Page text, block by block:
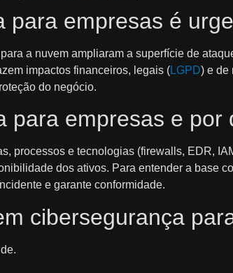
para empresas é
a nuvem ampliaram a superfície de
impactos financeiros, legais (LGPD) e de
do negócio.
para empresas e por
processos e tecnologias (firewalls, EDR,
dos ativos. Para entender a base
e garante conformidade.
cibersegurança